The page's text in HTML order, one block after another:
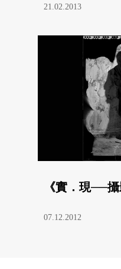
21.02.2013
《實．現──攝
07.12.2012